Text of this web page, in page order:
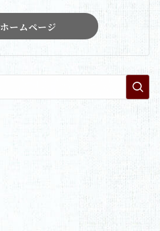
ホームページ